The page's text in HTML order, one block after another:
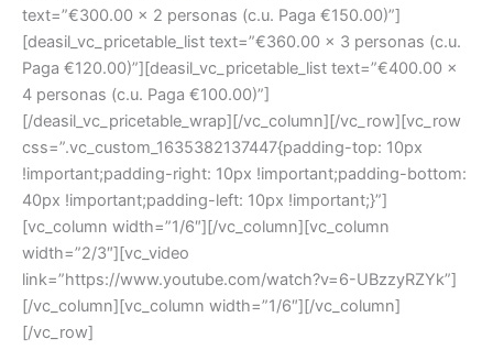
text=”€300.00 x 2 personas (c.u. Paga €150.00)”]
[deasil_vc_pricetable_list text=”€360.00 x 3 personas (c.u.
Paga €120.00)”][deasil_vc_pricetable_list text=”€400.00 x
4 personas (c.u. Paga €100.00)”]
[/deasil_vc_pricetable_wrap][/vc_column][/vc_row][vc_row
css=”.vc_custom_1635382137447{padding-top: 10px
!important;padding-right: 10px !important;padding-bottom:
40px !important;padding-left: 10px !important;}”]
[vc_column width=”1/6″][/vc_column][vc_column
width=”2/3″][vc_video
link=”https://www.youtube.com/watch?v=6-UBzzyRZYk”]
[/vc_column][vc_column width=”1/6″][/vc_column]
[/vc_row]